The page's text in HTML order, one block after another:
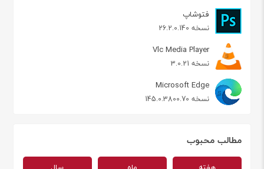
فتوشاپ
نسخه 26.2.0.140
Vlc Media Player
نسخه 3.0.21
Microsoft Edge
نسخه 145.0.3800.70
مطالب محبوب